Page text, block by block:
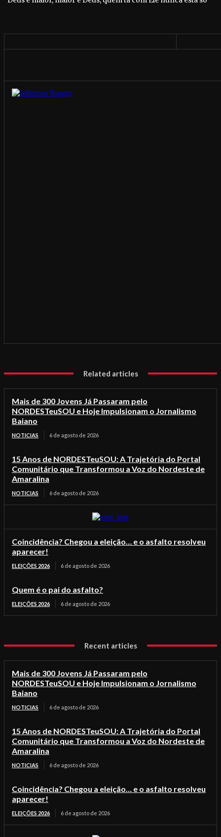
Related articles
Mais de 300 Jovens Já Passaram pelo
NORDESTeuSOU e Hoje Impulsionam o Jornalismo
Baiano
NOTICIAS 6 de agosto de 2026
15 Anos de NORDESTeuSOU: A Trajetória do Portal
Comunitário que Transformou a Voz do Nordeste de
Amaralina
NOTICIAS 6 de agosto de 2026
Coincidência? Chegou a eleição… e o asfalto resolveu
aparecer!
ELEIÇÕES 2026 6 de agosto de 2026
Quem é o pai do asfalto?
ELEIÇÕES 2026 6 de agosto de 2026
Recent articles
Mais de 300 Jovens Já Passaram pelo
NORDESTeuSOU e Hoje Impulsionam o Jornalismo
Baiano
NOTICIAS 6 de agosto de 2026
15 Anos de NORDESTeuSOU: A Trajetória do Portal
Comunitário que Transformou a Voz do Nordeste de
Amaralina
NOTICIAS 6 de agosto de 2026
Coincidência? Chegou a eleição… e o asfalto resolveu
aparecer!
ELEIÇÕES 2026 6 de agosto de 2026